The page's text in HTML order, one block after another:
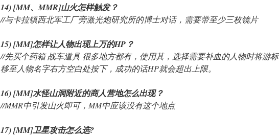
14) [MM、MMR]山火怎样触发？
//与卡拉镇西北军工厂旁激光炮研究所的博士对话，需要带至少三枚镜片
15) [MM]怎样让人物出现上万的HP？
//先买个药箱 战车道具 很多地方都有，使用其，选择需要补血的人物时将游标
移至人物名字右方空白处按下，成功的话HP就会超出上限。
16) [MM]水怪山洞附近的商人营地怎么出现？
//MMR中引发山火即可，MM中应该没有这个地点
17) [MM]卫星攻击怎么选?